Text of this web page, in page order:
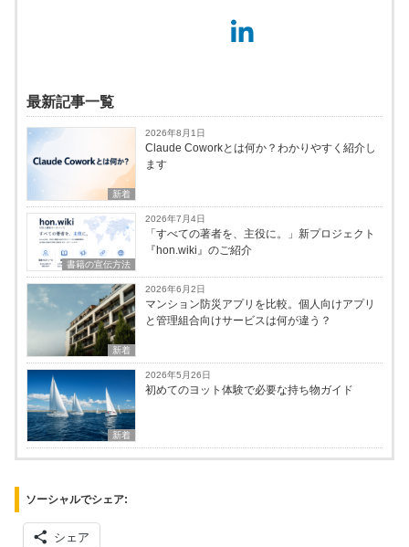
最新記事一覧
新着
2026年8月1日
Claude Coworkとは何か？わかりやすく紹介し
ます
書籍の宣伝方法
2026年7月4日
「すべての著者を、主役に。」新プロジェクト
『hon.wiki』のご紹介
新着
2026年6月2日
マンション防災アプリを比較。個人向けアプリ
と管理組合向けサービスは何が違う？
新着
2026年5月26日
初めてのヨット体験で必要な持ち物ガイド
ソーシャルでシェア:
シェア